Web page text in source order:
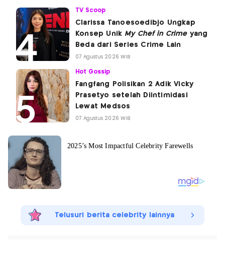
TV Scoop
Clarissa Tanoesoedibjo Ungkap
Konsep Unik My Chef in Crimeyang
Beda dari Series Crime Lain
07 Agustus 2026 WIB
Hot Gossip
Fangfang Polisikan 2 Adik Vicky
Prasetyo setelah Diintimidasi
Lewat Medsos
07 Agustus 2026 WIB
Telusuri berita celebrity lainnya